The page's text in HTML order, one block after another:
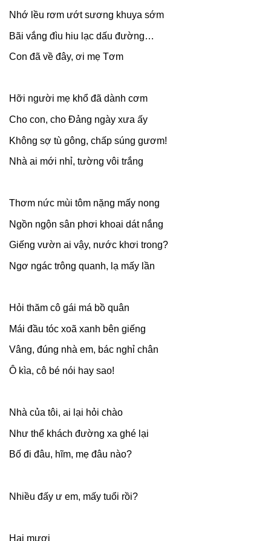
Nhớ lều rơm ướt sương khuya sớm
Bãi vắng đìu hiu lạc dấu đường…
Con đã về đây, ơi mẹ Tơm
Hỡi người mẹ khổ đã dành cơm
Cho con, cho Đảng ngày xưa ấy
Không sợ tù gông, chấp súng gươm!
Nhà ai mới nhỉ, tường vôi trắng
Thơm nức mùi tôm nặng mấy nong
Ngồn ngộn sân phơi khoai dát nắng
Giếng vườn ai vậy, nước khơi trong?
Ngơ ngác trông quanh, lạ mấy lần
Hỏi thăm cô gái má bồ quân
Mái đầu tóc xoã xanh bên giếng
Vâng, đúng nhà em, bác nghỉ chân
Ô kìa, cô bé nói hay sao!
Nhà của tôi, ai lại hỏi chào
Như thể khách đường xa ghé lại
Bố đi đâu, hĩm, mẹ đâu nào?
Nhiều đấy ư em, mấy tuổi rồi?
Hai mươi